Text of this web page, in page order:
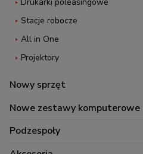
Drukarki poleasingowe
Stacje robocze
All in One
Projektory
Nowy sprzęt
Nowe zestawy komputerowe
Podzespoły